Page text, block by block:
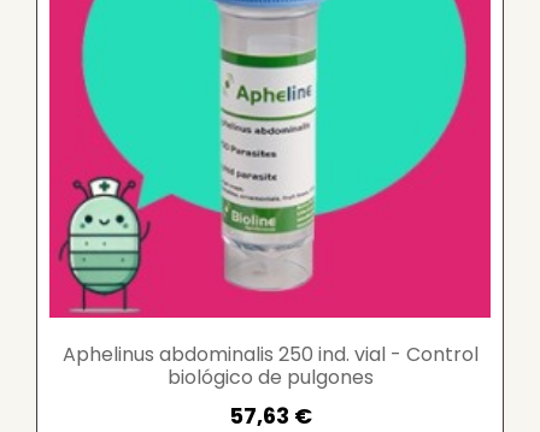
Aphelinus abdominalis 250 ind. vial - Control
biológico de pulgones
57,63 €